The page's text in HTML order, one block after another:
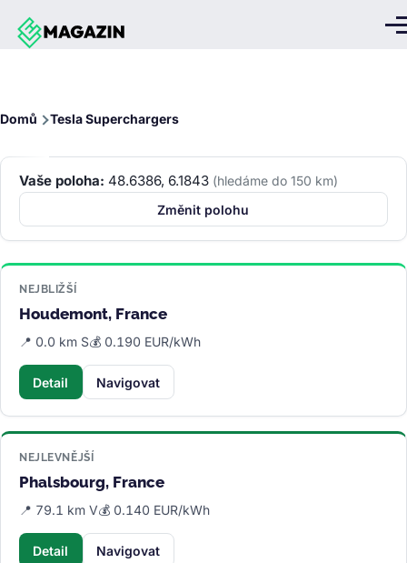
Přejít k hlavnímu obsahu
Domů Tesla Superchargers
Vaše poloha: 48.6386, 6.1843 (hledáme do 150 km)
Změnit polohu
NEJBLIŽŠÍ
Houdemont, France
📍 0.0 km S💰 0.190 EUR/kWh
Detail Navigovat
NEJLEVNĚJŠÍ
Phalsbourg, France
📍 79.1 km V💰 0.140 EUR/kWh
Detail Navigovat